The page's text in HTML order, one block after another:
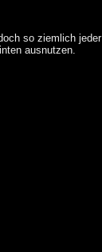
so ziemlich jeder
ausnutzen.